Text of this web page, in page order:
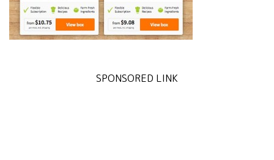
SPONSORED LINK